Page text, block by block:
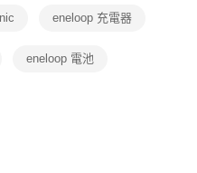
分期」於每月結算日後寄送繳費提
商條碼／台灣大直營門市／銀行轉
務，並由商店將買賣／分期付款
公司帳單繳交帳款。
eneloop 充電器
eneloop 電池